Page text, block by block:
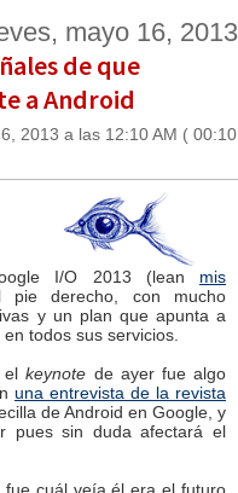
mayo 16, 2013
de que
a Android
2013 a las 12:10 AM ( 00:10
I/O 2013 (lean mis
derecho, con mucho
y un plan que apunta a
todos sus servicios.
elkeynote de ayer fue algo
una entrevista de la revista
de Android en Google, y
pues sin duda afectará el